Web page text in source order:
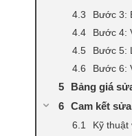
Bước 3:
Bước 4:
Bước 5:
Bước 6:
Bảng giá
Cam kết
Kỹ